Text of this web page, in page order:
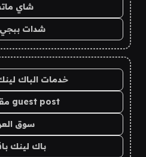
شاي
شدات ببجي
خدمات الباك
guest post مقال ضيف
سوق
باك لينك